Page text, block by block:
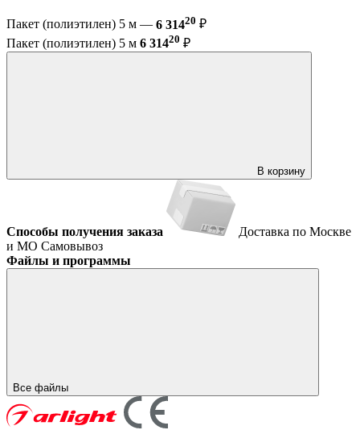
Пакет (полиэтилен) 5 м — 6 31420 ₽
Пакет (полиэтилен) 5 м 6 31420 ₽
В корзину
Способы получения заказа
Доставка по Москве
и МО Самовывоз
Файлы и программы
Все файлы